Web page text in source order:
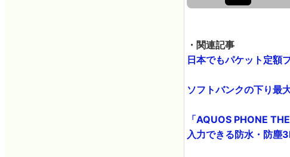
・関連記事
日本でもパケット定額
ソフトバンクの下り最
「AQUOS PHONE
入力できる防水・防塵